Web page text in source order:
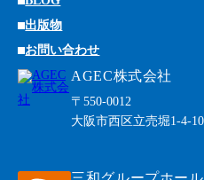
AGEC株式会社
〒550-0012
大阪市西区立売堀1-4-
出版物
お問い合わせ